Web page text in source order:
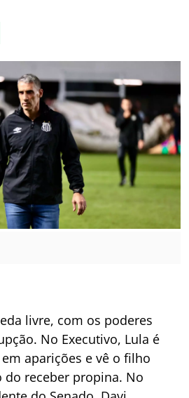
livre, com os poderes
No Executivo, Lula é
aparições e vê o filho
do receber propina. No